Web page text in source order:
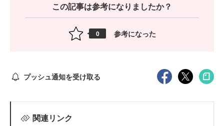
この記事は参考になりましたか？
0 参考になった
プッシュ通知を受け取る
関連リンク